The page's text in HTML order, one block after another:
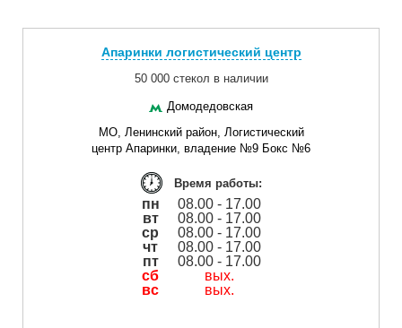
Апаринки логистический центр
50 000 стекол в наличии
Домодедовская
МО, Ленинский район, Логистический
центр Апаринки, владение №9 Бокс №6
Время работы:
пн
08.00 - 17.00
вт
08.00 - 17.00
ср
08.00 - 17.00
чт
08.00 - 17.00
пт
08.00 - 17.00
сб
вых.
вс
вых.